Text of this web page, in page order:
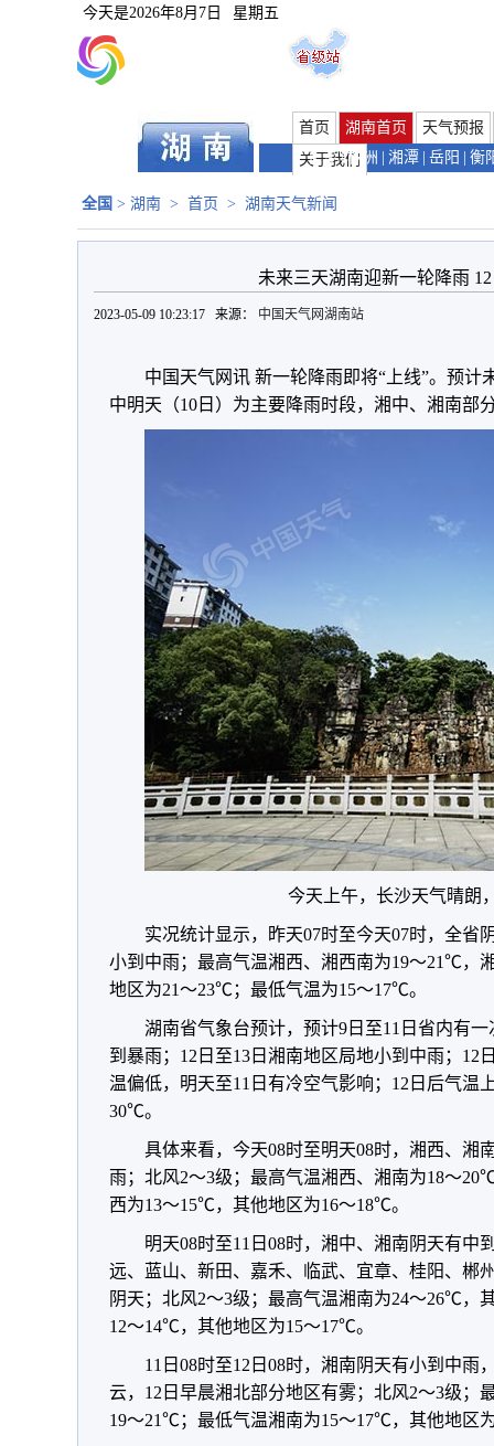
今天是2026年8月7日 星期五
首页 湖南首页
天气预报
关于我们
长沙 | 株洲 湘潭 岳阳 衡
全国 > 湖南 > 首页 > 湖南天气新闻
未来三天湖南迎新一轮降雨
2023-05-09 10:23:17 来源： 中国天气网湖南站
中国天气网讯 新一轮降雨即将“上线”。预
中明天（10日）为主要降雨时段，湘中、湘南部
今天上午，长沙天气晴朗
实况统计显示，昨天07时至今天07时，全省
小到中雨；最高气温湘西、湘西南为19～21℃，
地区为21～23℃；最低气温为15～17℃。
湖南省气象台预计，预计9日至11日省内有
到暴雨；12日至13日湘南地区局地小到中雨；12
温偏低，明天至11日有冷空气影响；12日后气温
30℃。
具体来看，今天08时至明天08时，湘西、湘
雨；北风2～3级；最高气温湘西、湘南为18～
西为13～15℃，其他地区为16～18℃。
明天08时至11日08时，湘中、湘南阴天有中
远、蓝山、新田、嘉禾、临武、宜章、桂阳、郴
阴天；北风2～3级；最高气温湘南为24～26℃，
12～14℃，其他地区为15～17℃。
11日08时至12日08时，湘南阴天有小到中雨
云，12日早晨湘北部分地区有雾；北风2～3级；
19～21℃；最低气温湘南为15～17℃，其他地区